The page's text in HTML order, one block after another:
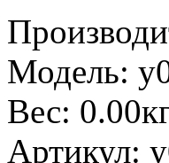
Модель:
Вес:
Артикул: